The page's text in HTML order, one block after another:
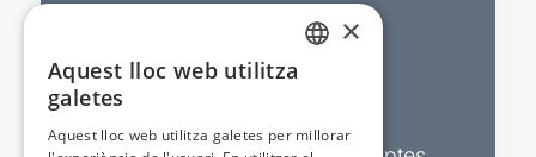
Sortejos exclusius
×
Aquest lloc web utilitza
galetes
Aquest lloc web utilitza galetes per millorar